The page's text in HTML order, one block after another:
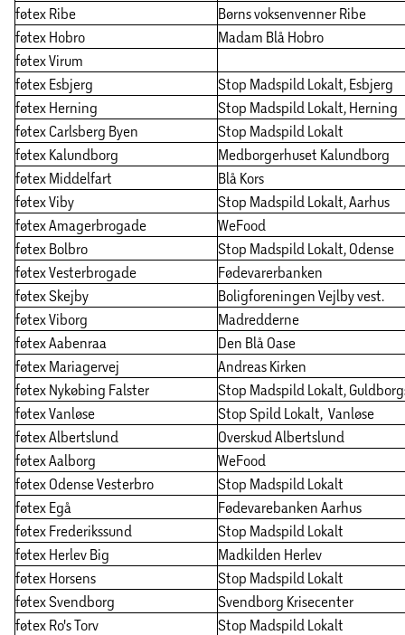
føtex Ribe
Børns voksenvenner Ribe
føtex Hobro
Madam Blå Hobro
føtex Virum
føtex Esbjerg
Stop Madspild Lokalt, Esbjerg
føtex Herning
Stop Madspild Lokalt, Herning
føtex Carlsberg Byen
Stop Madspild Lokalt
føtex Kalundborg
Medborgerhuset Kalundborg
føtex Middelfart
Blå Kors
føtex Viby
Stop Madspild Lokalt, Aarhus
føtex Amagerbrogade
WeFood
føtex Bolbro
Stop Madspild Lokalt, Odense
føtex Vesterbrogade
Fødevarerbanken
føtex Skejby
Boligforeningen Vejlby vest.
føtex Viborg
Madredderne
føtex Aabenraa
Den Blå Oase
føtex Mariagervej
Andreas Kirken
føtex Nykøbing Falster
Stop Madspild Lokalt,
føtex Vanløse
Stop Spild Lokalt, Vanløse
føtex Albertslund
Overskud Albertslund
føtex Aalborg
WeFood
føtex Odense Vesterbro
Stop Madspild Lokalt
føtex Egå
Fødevarebanken Aarhus
føtex Frederikssund
Stop Madspild Lokalt
føtex Herlev Big
Madkilden Herlev
føtex Horsens
Stop Madspild Lokalt
føtex Svendborg
Svendborg Krisecenter
føtex Ro's Torv
Stop Madspild Lokalt